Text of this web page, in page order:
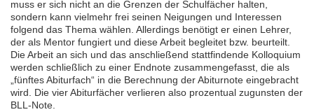
muss er sich nicht an die Grenzen der Schulfächer halten,
sondern kann vielmehr frei seinen Neigungen und Interessen
folgend das Thema wählen. Allerdings benötigt er einen Lehrer,
der als Mentor fungiert und diese Arbeit begleitet bzw. beurteilt.
Die Arbeit an sich und das anschließend stattfindende Kolloquium
werden schließlich zu einer Endnote zusammengefasst, die als
„fünftes Abiturfach“ in die Berechnung der Abiturnote eingebracht
wird. Die vier Abiturfächer verlieren also prozentual zugunsten der
BLL-Note.